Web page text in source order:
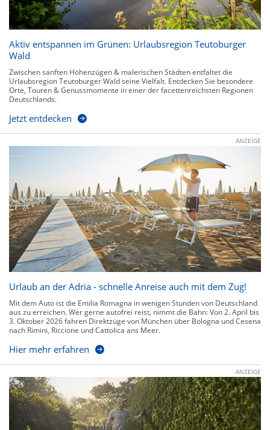
Aktiv entspannen im Grünen: Urlaubsregion Teutoburger
Wald
Zwischen sanften Höhenzügen & malerischen Städten entfaltet die
Urlaubsregion Teutoburger Wald seine Vielfalt. Entdecken Sie besondere
Orte, Touren & Genussmomente in einer der facettenreichsten Regionen
Deutschlands.
Jetzt entdecken
ANZEIGE
Urlaub an der Adria - schnelle Anreise auch mit dem Zug!
Mit dem Auto ist die Emilia Romagna in wenigen Stunden von Deutschland
aus zu erreichen. Wer gerne autofrei reist, nimmt die Bahn: Von 2. April bis
3. Oktober 2026 fahren Direktzüge von München über Bologna und Cesena
nach Rimini, Riccione und Cattolica ans Meer.
Hier mehr erfahren
ANZEIGE